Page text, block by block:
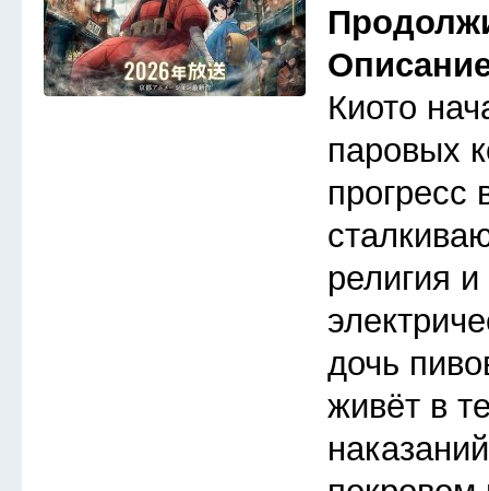
Киото
паровых
прогресс
религия
дочь
живёт в